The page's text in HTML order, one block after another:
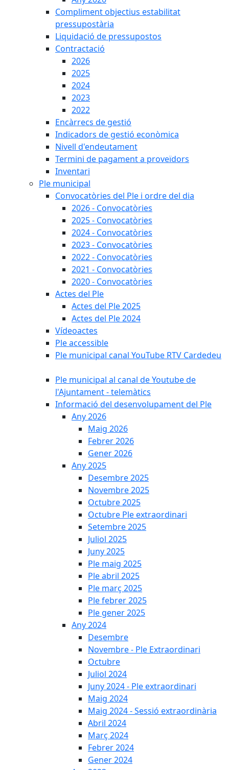
Compliment objectius estabilitat
pressupostària
Liquidació de pressupostos
Contractació
2026
2025
2024
2023
2022
Encàrrecs de gestió
Indicadors de gestió econòmica
Nivell d'endeutament
Termini de pagament a proveïdors
Inventari
Ple municipal
Convocatòries del Ple i ordre del dia
2026 - Convocatòries
2025 - Convocatòries
2024 - Convocatòries
2023 - Convocatòries
2022 - Convocatòries
2021 - Convocatòries
2020 - Convocatòries
Actes del Ple
Actes del Ple 2025
Actes del Ple 2024
Vídeoactes
Ple accessible
Ple municipal canal YouTube RTV Cardedeu
Ple municipal al canal de Youtube de
l'Ajuntament - telemàtics
Informació del desenvolupament del Ple
Any 2026
Maig 2026
Febrer 2026
Gener 2026
Any 2025
Desembre 2025
Novembre 2025
Octubre 2025
Octubre Ple extraordinari
Setembre 2025
Juliol 2025
Juny 2025
Ple maig 2025
Ple abril 2025
Ple març 2025
Ple febrer 2025
Ple gener 2025
Any 2024
Desembre
Novembre - Ple Extraordinari
Octubre
Juliol 2024
Juny 2024 - Ple extraordinari
Maig 2024
Maig 2024 - Sessió extraordinària
Abril 2024
Març 2024
Febrer 2024
Gener 2024